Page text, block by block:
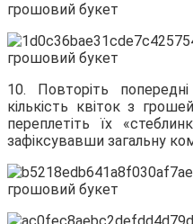
10. Повторіть
кількість квіток з
переплетіть їх
зафіксувавши загальну